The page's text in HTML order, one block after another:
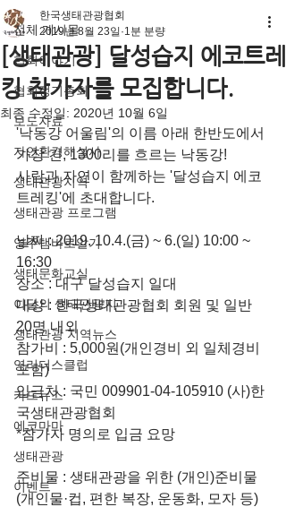
전체 게시물
협회이야기
협회정기총회
보도자료
자연환경해설사
생태관광지역
생태관광 프로그램
영주댐바로알기
생태문화교실
이달의 생태관광지
생태관광 지역뉴스
영리더스클럽
카드뉴스
에코마마
생태관광
이벤트
[생태관광] 달성습지 에코트레
킹 참가자를 모집합니다.
한국생태관광협회
2019년 8월 23일 1분 분량
최종 수정일: 2020년 10월 6일
'낙동강 어울림'의 이름 아래 한반도에서
가장 긴, 1300리를 흐르는 낙동강!
사람과 자연이 함께하는 '달성습지 에코
트레킹'에 초대합니다.
날짜 : 2019. 10.4.(금) ~ 6.(일) 10:00 ~
16:30
장소 : 대구 달성습지 일대
대상 : 한국생태관광협회 회원 및 일반
20명 내외
참가비 : 5,000원(개인경비 외 일체경비
포함)
입금처 : 국민 009901-04-105910 (사)한
국생태관광협회
*참가자 명의로 입금 요망
준비물 : 생태관광을 위한 (개인)준비물
(개인물·컵, 편한 복장, 운동화, 모자 등)